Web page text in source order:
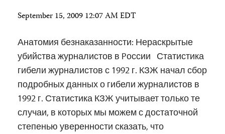
September 15, 2009 12:07 AM EDT
Анатомия безнаказанности: Нераскрытые
убийства журналистов в Pоссии Статистика
гибели журналистов с 1992 г. КЗЖ начал сбор
подробных данных о гибели журналистов в
1992 г. Статистика КЗЖ учитывает только те
случаи, в которых мы можем с достаточной
степенью уверенности сказать, что